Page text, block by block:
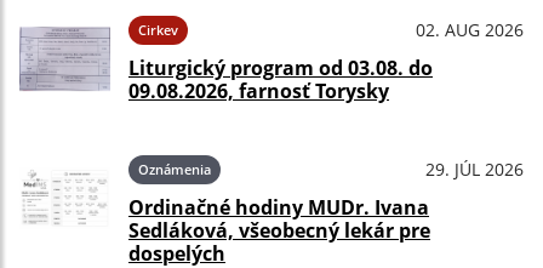
Cirkev 02. AUG 2026
Liturgický program od 03.08. do
09.08.2026, farnosť Torysky
Oznámenia 29. JÚL 2026
Ordinačné hodiny MUDr. Ivana
Sedláková, všeobecný lekár pre
dospelých